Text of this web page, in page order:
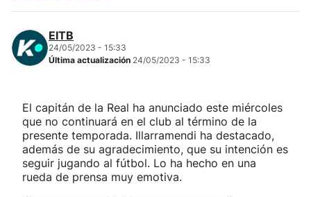
"Helmuga"
EITB
24/05/2023 - 15:33
Última actualización 24/05/2023 - 15:33
El capitán de la Real ha anunciado este miércoles
que no continuará en el club al término de la
presente temporada. Illarramendi ha destacado,
además de su agradecimiento, que su intención es
seguir jugando al fútbol. Lo ha hecho en una
rueda de prensa muy emotiva.